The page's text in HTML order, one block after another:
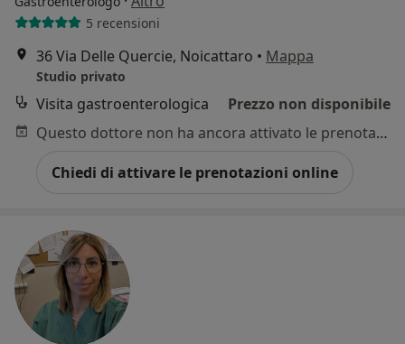
5 recensioni
36 Via Delle Quercie, Noicattaro • Mappa
Studio privato
Visita gastroenterologica
Prezzo non disponibile
Questo dottore non ha ancora attivato le prenotazioni online presso questo indirizzo.
Chiedi di attivare le prenotazioni online